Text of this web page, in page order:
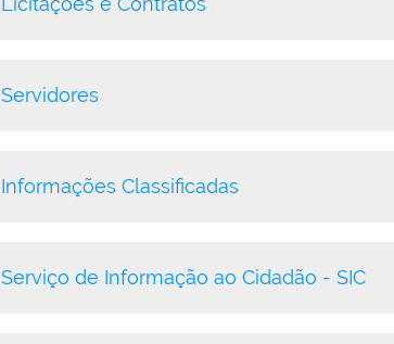
Servidores
Informações Classificadas
Serviço de Informação ao Cidadão - SIC